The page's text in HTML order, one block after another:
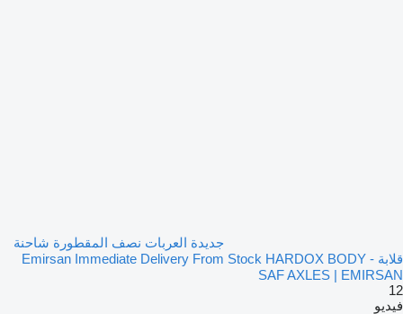
جديدة العربات نصف المقطورة شاحنة
قلابة Emirsan Immediate Delivery From Stock HARDOX BODY -
SAF AXLES | EMIRSAN
12
فيديو